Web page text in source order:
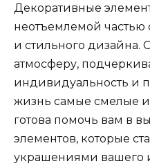
Декоративные
неотъемлемой частью
и стильного дизайна.
атмосферу,
индивидуальность и
жизнь самые смелые
готова помочь вам в
элементов, которые
украшениями вашего